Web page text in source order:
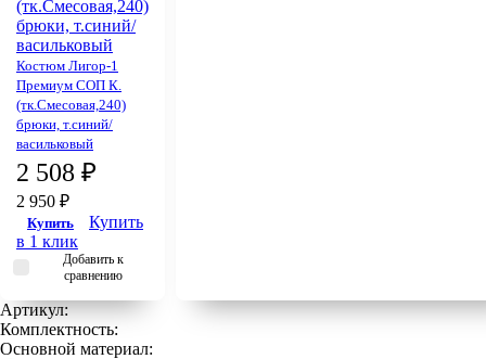
Костюм Лигор-1
Премиум СОП К.
(тк.Смесовая,240)
брюки, т.синий/
васильковый
2 508 ₽
2 950 ₽
Купить
Купить
в 1 клик
Добавить к
сравнению
Артикул:
Комплектность:
Основной материал: